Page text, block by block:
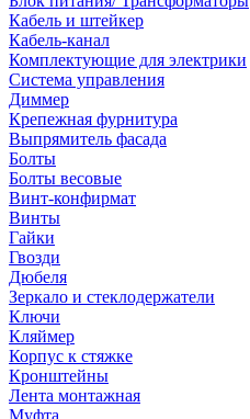
Кабель и штейкер
Кабель-канал
Комплектующие для электрики
Система управления
Диммер
Крепежная фурнитура
Выпрямитель фасада
Болты
Болты весовые
Винт-конфирмат
Винты
Гайки
Гвозди
Дюбеля
Зеркало и стеклодержатели
Ключи
Кляймер
Корпус к стяжке
Кронштейны
Лента монтажная
Муфта